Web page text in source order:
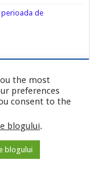
perioada de
the most
preferences
consent to the
blogului.
blogului